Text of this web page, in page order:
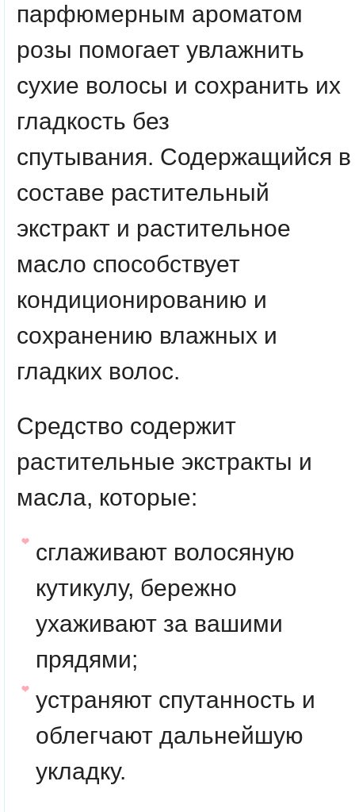
парфюмерным ароматом
розы помогает увлажнить
сухие волосы и сохранить их
гладкость без
спутывания. Содержащийся в
составе растительный
экстракт и растительное
масло способствует
кондиционированию и
сохранению влажных и
гладких волос.
Средство содержит
растительные экстракты и
масла, которые:
сглаживают волосяную
кутикулу, бережно
ухаживают за вашими
прядями;
устраняют спутанность и
облегчают дальнейшую
укладку.